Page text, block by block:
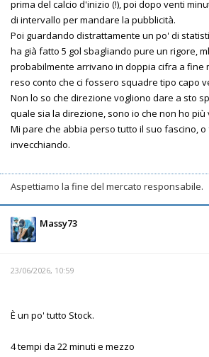
prima del calcio d'inizio (!), poi dopo venti
di intervallo per mandare la pubblicità.
Poi guardando distrattamente un po' di
ha già fatto 5 gol sbagliando pure un rigore,
probabilmente arrivano in doppia cifra a fine
reso conto che ci fossero squadre tipo capo
Non lo so che direzione vogliono dare a sto
quale sia la direzione, sono io che non ho più
Mi pare che abbia perso tutto il suo fascino,
invecchiando.
Aspettiamo la fine del mercato responsabile.
Massy73
23/06/2026, 10:59
È un po' tutto Stock.
4 tempi da 22 minuti e mezzo